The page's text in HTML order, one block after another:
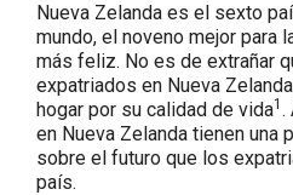
Nueva Zelanda es el sexto
mundo, el noveno mejor para
más feliz. No es de extrañar
expatriados en Nueva
hogar por su calidad de vida1 .
en Nueva Zelanda tienen
sobre el futuro que los
país.